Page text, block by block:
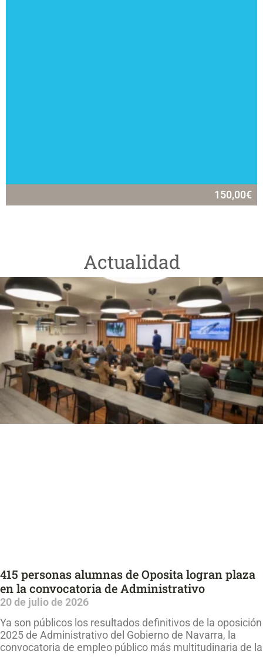
150,00€
Actualidad
415 personas alumnas de Oposita logran plaza
en la convocatoria de Administrativo
20 de julio de 2026
Ya son públicos los resultados definitivos de la oposición
2025 de Administrativo del Gobierno de Navarra, la
convocatoria de empleo público más multitudinaria de la